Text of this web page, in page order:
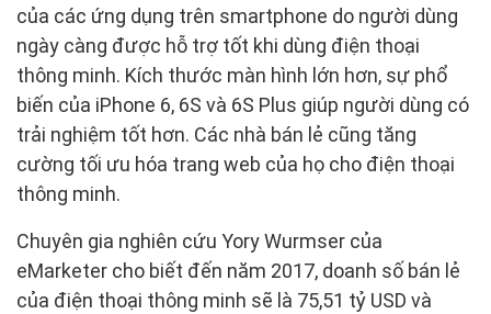
của các ứng dụng trên smartphone do người dùng
ngày càng được hỗ trợ tốt khi dùng điện thoại
thông minh. Kích thước màn hình lớn hơn, sự phổ
biến của iPhone 6, 6S và 6S Plus giúp người dùng có
trải nghiệm tốt hơn. Các nhà bán lẻ cũng tăng
cường tối ưu hóa trang web của họ cho điện thoại
thông minh.
Chuyên gia nghiên cứu Yory Wurmser của
eMarketer cho biết đến năm 2017, doanh số bán lẻ
của điện thoại thông minh sẽ là 75,51 tỷ USD và